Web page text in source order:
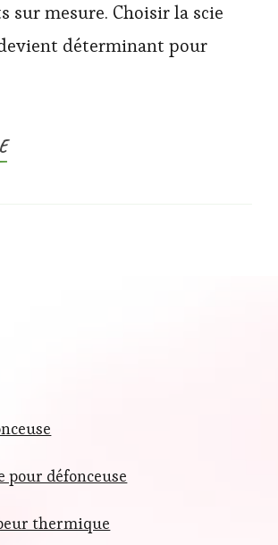
sur mesure. Choisir la scie
déterminant pour
pour défonceuse
thermique